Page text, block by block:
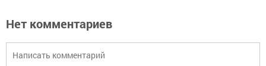
Нет комментариев